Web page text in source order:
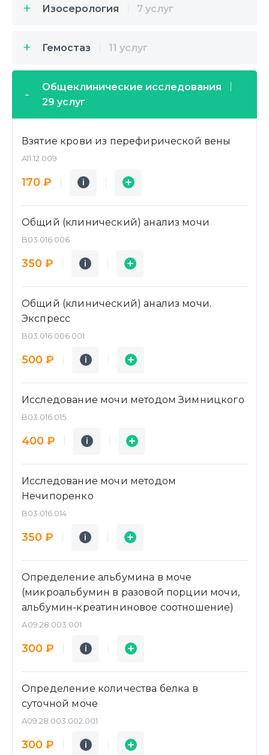
Изосерология 7 услуг
Гемостаз 11 услуг
Общеклинические исследования
29 услуг
Взятие крови из перефирической вены
A11.12.009
170 ₽ i
Подробнее
i
Заявка
Общий (клинический) анализ мочи
B03.016.006
350 ₽ i
Подробнее
i
Заявка
Общий (клинический) анализ мочи.
Экспресс
B03.016.006.001
500 ₽ i
Подробнее
i
Заявка
Исследование мочи методом Зимницкого
B03.016.015
400 ₽ i
Подробнее
i
Заявка
Исследование мочи методом
Нечипоренко
B03.016.014
350 ₽ i
Подробнее
i
Заявка
Определение альбумина в моче
(микроальбумин в разовой порции мочи,
альбумин-креатининовое соотношение)
А09.28.003.001
300 ₽ i
Подробнее
i
Заявка
Определение количества белка в
суточной моче
A09.28.003.002.001
300 ₽ i
Подробнее
i
Заявка